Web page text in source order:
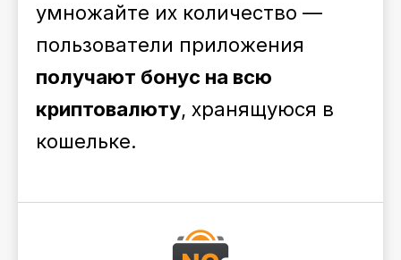
умножайте их количество —
пользователи приложения
получают бонус на всю
криптовалюту, хранящуюся в
кошельке.